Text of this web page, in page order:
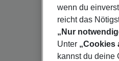
wenn du
reicht das
„Nur
Unter „Cookies
kannst du deine